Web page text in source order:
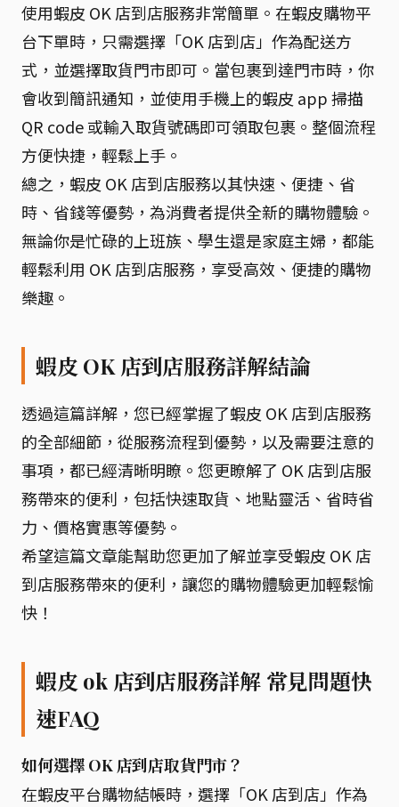
使用蝦皮 OK 店到店服務非常簡單。在蝦皮購物平
台下單時，只需選擇「OK 店到店」作為配送方
式，並選擇取貨門市即可。當包裹到達門市時，你
會收到簡訊通知，並使用手機上的蝦皮 app 掃描
QR code 或輸入取貨號碼即可領取包裹。整個流程
方便快捷，輕鬆上手。
總之，蝦皮 OK 店到店服務以其快速、便捷、省
時、省錢等優勢，為消費者提供全新的購物體驗。
無論你是忙碌的上班族、學生還是家庭主婦，都能
輕鬆利用 OK 店到店服務，享受高效、便捷的購物
樂趣。
蝦皮 OK 店到店服務詳解結論
透過這篇詳解，您已經掌握了蝦皮 OK 店到店服務
的全部細節，從服務流程到優勢，以及需要注意的
事項，都已經清晰明瞭。您更瞭解了 OK 店到店服
務帶來的便利，包括快速取貨、地點靈活、省時省
力、價格實惠等優勢。
希望這篇文章能幫助您更加了解並享受蝦皮 OK 店
到店服務帶來的便利，讓您的購物體驗更加輕鬆愉
快！
蝦皮 ok 店到店服務詳解 常見問題快
速FAQ
如何選擇 OK 店到店取貨門市？
在蝦皮平台購物結帳時，選擇「OK 店到店」作為